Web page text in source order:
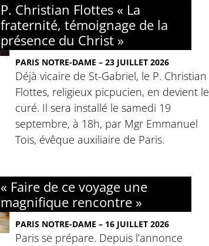
P. Christian Flottes « La
fraternité, témoignage de la
présence du Christ »
PARIS NOTRE-DAME – 23 JUILLET 2026
Déjà vicaire de St-Gabriel, le P. Christian
Flottes, religieux picpucien, en devient le
curé. Il sera installé le samedi 19
septembre, à 18h, par Mgr Emmanuel
Tois, évêque auxiliaire de Paris.
« Faire de ce voyage une
magnifique rencontre »
PARIS NOTRE-DAME – 16 JUILLET 2026
Paris se prépare. Depuis l’annonce